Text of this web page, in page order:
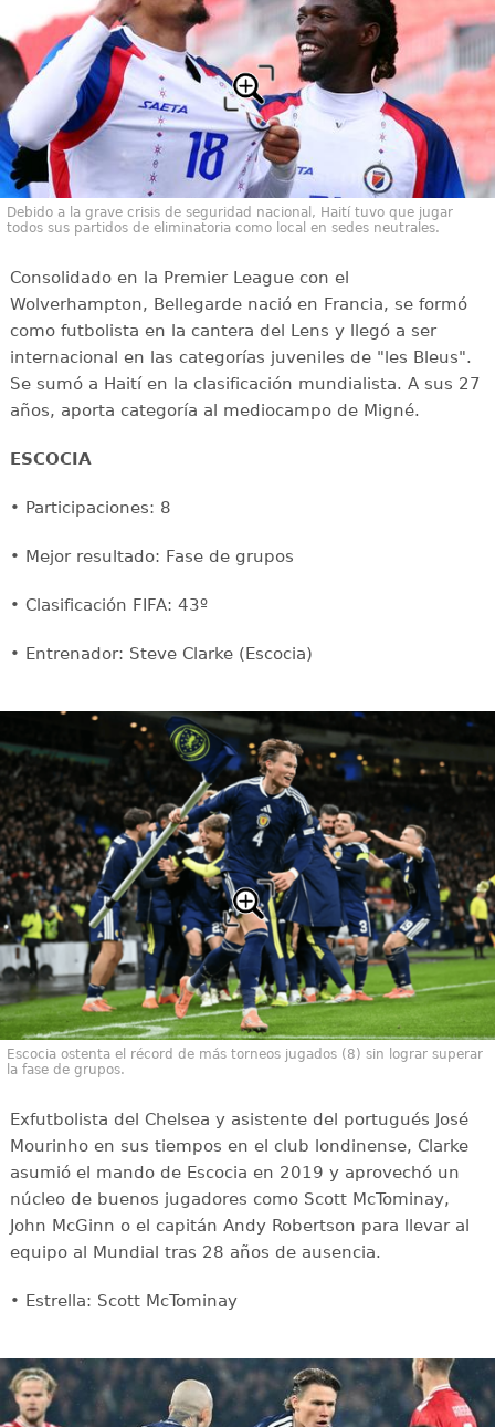
Debido a la grave crisis de seguridad nacional, Haití tuvo que jugar
todos sus partidos de eliminatoria como local en sedes neutrales.
Consolidado en la Premier League con el
Wolverhampton, Bellegarde nació en Francia, se formó
como futbolista en la cantera del Lens y llegó a ser
internacional en las categorías juveniles de "les Bleus".
Se sumó a Haití en la clasificación mundialista. A sus 27
años, aporta categoría al mediocampo de Migné.
ESCOCIA
• Participaciones: 8
• Mejor resultado: Fase de grupos
• Clasificación FIFA: 43º
• Entrenador: Steve Clarke (Escocia)
Escocia ostenta el récord de más torneos jugados (8) sin lograr superar
la fase de grupos.
Exfutbolista del Chelsea y asistente del portugués José
Mourinho en sus tiempos en el club londinense, Clarke
asumió el mando de Escocia en 2019 y aprovechó un
núcleo de buenos jugadores como Scott McTominay,
John McGinn o el capitán Andy Robertson para llevar al
equipo al Mundial tras 28 años de ausencia.
• Estrella: Scott McTominay